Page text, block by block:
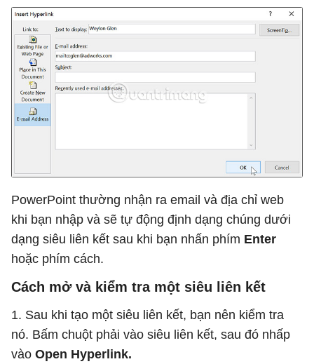
PowerPoint thường nhận ra email và địa chỉ web
khi bạn nhập và sẽ tự động định dạng chúng dưới
dạng siêu liên kết sau khi bạn nhấn phím Enter
hoặc phím cách.
Cách mở và kiểm tra một siêu liên kết
1. Sau khi tạo một siêu liên kết, bạn nên kiểm tra
nó. Bấm chuột phải vào siêu liên kết, sau đó nhấp
vào Open Hyperlink.